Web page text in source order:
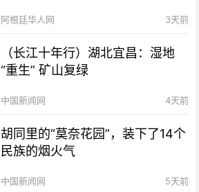
阿根廷华人网 3天前
（长江十年行）湖北宜昌：湿地
“重生” 矿山复绿
中国新闻网 4天前
胡同里的“莫奈花园”，装下了14个
民族的烟火气
中国新闻网 5天前